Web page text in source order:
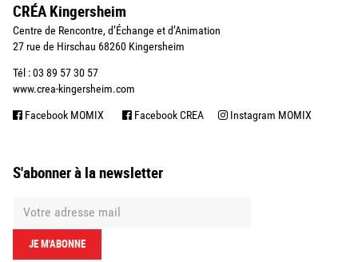
CRÉA Kingersheim
Centre de Rencontre, d’Échange et d’Animation
27 rue de Hirschau 68260 Kingersheim
Tél : 03 89 57 30 57
www.crea-kingersheim.com
Facebook MOMIX Facebook CREA Instagram MOMIX
S'abonner à la newsletter